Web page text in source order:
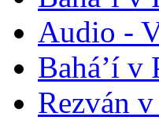
Audio -
Bahá’í v
Rezván